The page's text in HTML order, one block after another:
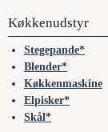
Køkkenudstyr
Stegepande
Blender
Køkkenmaskine
Elpisker
Skål